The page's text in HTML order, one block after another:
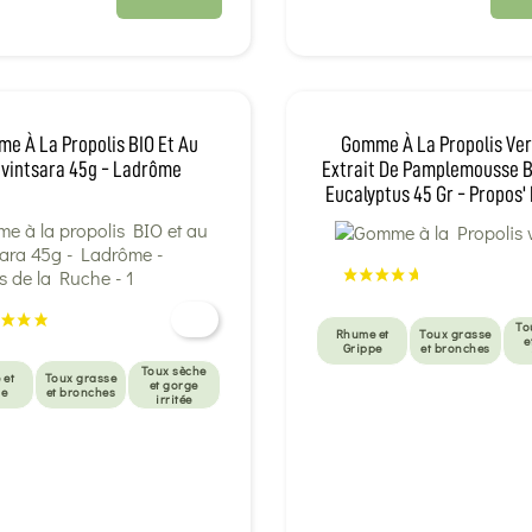
À La Propolis BIO Et Au
45g - Ladrôme
et
Toux grasse
et bronches
Toux sèche
et gorge
irritée
Gomme À La Propolis
Extrait De Pamplemousse
Eucalyptus 45 Gr -
Rhume et
Grippe
Toux grasse
et bronches